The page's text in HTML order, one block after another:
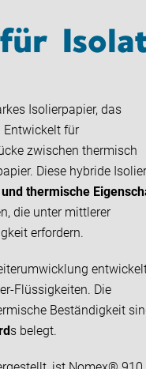
Isolierpapier, das
für
zwischen thermisch
Diese hybride
thermische
die unter mittlerer
erfordern.
Flüssigkeiten. Die
Beständigkeit
s belegt.